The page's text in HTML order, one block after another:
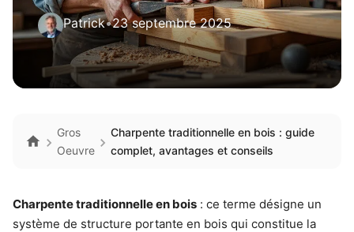
Patrick•23 septembre 2025
Gros
Oeuvre
Charpente traditionnelle en bois : guide
complet, avantages et conseils
Charpente traditionnelle en bois : ce terme désigne un
système de structure portante en bois qui constitue la